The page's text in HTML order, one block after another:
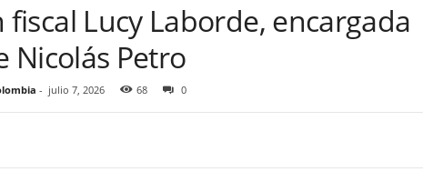
fiscal Lucy Laborde, encargada
Nicolás Petro
- julio 7, 2026 68 0